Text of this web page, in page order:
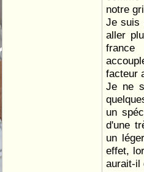
notre
Je suis
aller
facteur
Je ne
un
d'une
un
effet,
aurait-il